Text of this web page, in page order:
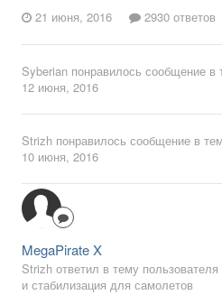
21 июня, 2016
2930 ответов
Syberian понравилось сообщение в
12 июня, 2016
Strizh понравилось сообщение в
10 июня, 2016
MegaPirate X
Strizh ответил в тему
и стабилизация для самолетов